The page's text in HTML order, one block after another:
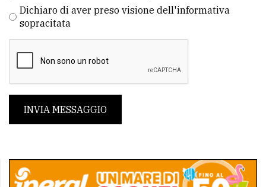
Dichiaro di aver preso visione dell'informativa
sopracitata
INVIA MESSAGGIO